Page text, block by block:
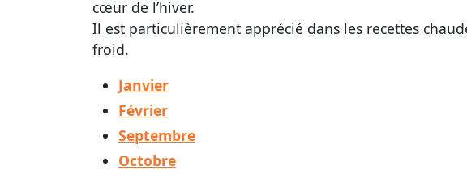
cœur de l’hiver.
Il est particulièrement apprécié dans les recettes
froid.
Janvier
Février
Septembre
Octobre